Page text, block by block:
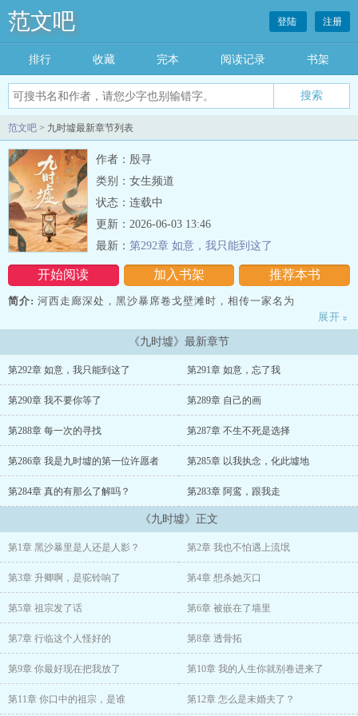
范文吧 登陆 注册
排行 收藏 完本 阅读记录 书架
范文吧 > 九时墟最新章节列表
作者：殷寻
类别：女生频道
状态：连载中
开始阅读 加入书架 推荐本书
更新：2026-06-03 13:46
最新： 第292章 如意，我只能到这了
简介: 河西走廊深处，黑沙暴席卷戈壁滩时，相传一家名为
“九时墟”的店铺便会出现。夜九时，驼铃九响，凡有缘踏入者，皆可
画的古城遗址，更湮了九时墟的秘密……-乔如意玩弄着蜿蜒在皓腕上
的升卿，浅眉低笑：这局，我来破。
行临：我宁愿化沙，也不愿再放你入这场囚局。
展开 »
《九时墟》最新章节
第292章 如意，我只能到这了 第291章 如意，忘了我
第290章 我不要你等了 第289章 自己的画
第288章 每一次的寻找 第287章 不生不死是选择
第286章 我是九时墟的第一位许愿者 第285章 以我执念，化此墟地
第284章 真的有那么了解吗？ 第283章 阿鸾，跟我走
《九时墟》正文
第1章 黑沙暴里是人还是人影？ 第2章 我也不怕遇上流氓
第3章 升卿啊，是驼铃响了 第4章 想杀她灭口
第5章 祖宗发了话 第6章 被嵌在了墙里
第7章 行临这个人怪好的 第8章 透骨拓
第9章 你最好现在把我放了 第10章 我的人生你就别卷进来了
第11章 你口中的祖宗，是谁 第12章 怎么是未婚夫了？